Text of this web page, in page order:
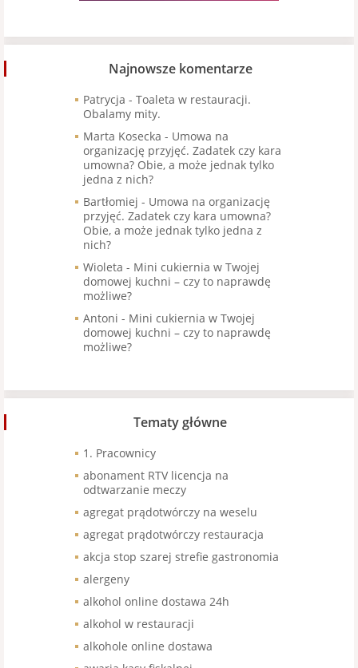
Najnowsze komentarze
Patrycja - Toaleta w restauracji.
Obalamy mity.
Marta Kosecka - Umowa na
organizację przyjęć. Zadatek czy kara
umowna? Obie, a może jednak tylko
jedna z nich?
Bartłomiej - Umowa na organizację
przyjęć. Zadatek czy kara umowna?
Obie, a może jednak tylko jedna z
nich?
Wioleta - Mini cukiernia w Twojej
domowej kuchni – czy to naprawdę
możliwe?
Antoni - Mini cukiernia w Twojej
domowej kuchni – czy to naprawdę
możliwe?
Tematy główne
1. Pracownicy
abonament RTV licencja na
odtwarzanie meczy
agregat prądotwórczy na weselu
agregat prądotwórczy restauracja
akcja stop szarej strefie gastronomia
alergeny
alkohol online dostawa 24h
alkohol w restauracji
alkohole online dostawa